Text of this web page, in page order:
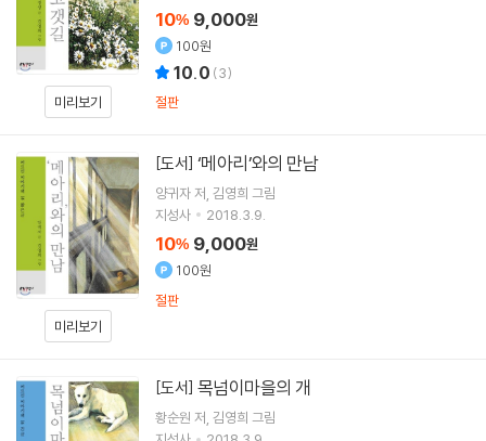
미리보기
10% 9,000원
100원
10.0 (3)
절판
미리보기
[도서] ‘메아리’와의 만남
양귀자저 김영희 그림
지성사
2018.3.9.
10% 9,000원
100원
절판
[도서] 목넘이마을의 개
황순원 저 김영희 그림